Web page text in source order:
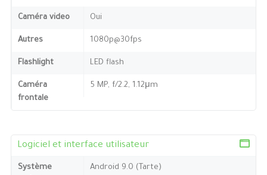
Caméra video Oui
Autres 1080p@30fps
Flashlight LED flash
Caméra
frontale
5 MP, f/2.2, 1.12μm
Logiciel et interface utilisateur
Système
Android 9.0 (Tarte)